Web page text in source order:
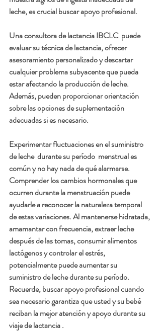
leche, es crucial buscar apoyo profesional.
Una consultora de lactancia IBCLC  puede
evaluar su técnica de lactancia, ofrecer
asesoramiento personalizado y descartar
cualquier problema subyacente que pueda
estar afectando la producción de leche.
Además, pueden proporcionar orientación
sobre las opciones de suplementación
adecuadas si es necesario.
Experimentar fluctuaciones en el suministro
de leche  durante su período  menstrual es
común y no hay nada de qué alarmarse.
Comprender los cambios hormonales que
ocurren durante la menstruación puede
ayudarle a reconocer la naturaleza temporal
de estas variaciones. Al mantenerse hidratada,
amamantar con frecuencia, extraer leche
después de las tomas, consumir alimentos
lactógenos y controlar el estrés,
potencialmente puede aumentar su
suministro de leche durante su período.
Recuerde, buscar apoyo profesional cuando
sea necesario garantiza que usted y su bebé
reciban la mejor atención y apoyo durante su
viaje de lactancia .